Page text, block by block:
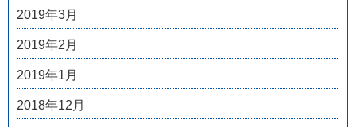
2019年3月
2019年2月
2019年1月
2018年12月